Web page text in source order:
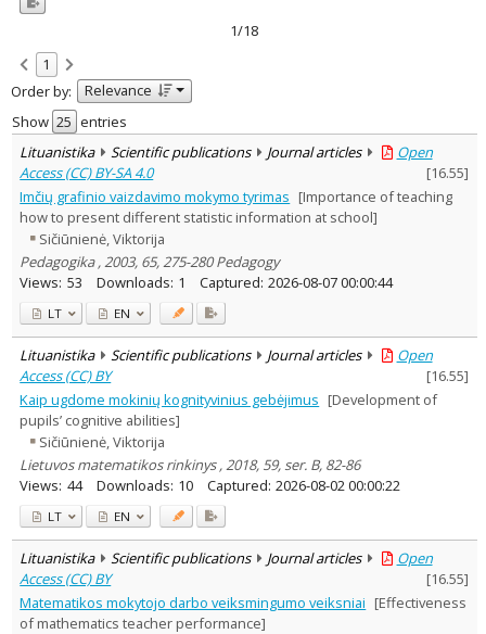
Refine
Open access
Scientific publications 18
Document Type:
Journal articles 17
Dissertations 1
Subject area:
Education 18
Psychology 1
Text language
Country of publication
Historical periods
Subject
Journal
1/18
1
Order by:
Relevance
Show
entries
Lituanistika
Scientific publications Journal articles
Open
Access (CC) BY-SA 4.0
[16.55]
Imčių grafinio vaizdavimo mokymo tyrimas [Importance of teaching
how to present different statistic information at school]
Sičiūnienė, Viktorija
Pedagogika , 2003, 65, 275-280 Pedagogy
Views: 53 Downloads: 1 Captured: 2026-08-07 00:00:44
LT EN
Lituanistika Scientific publications Journal articles
Open
Access (CC) BY
[16.55]
Kaip ugdome mokinių kognityvinius gebėjimus [Development of
pupils’ cognitive abilities]
Sičiūnienė, Viktorija
Lietuvos matematikos rinkinys , 2018, 59, ser. B, 82-86
Views: 44 Downloads: 10 Captured: 2026-08-02 00:00:22
LT EN
Lituanistika Scientific publications Journal articles
Open
Access (CC) BY
[16.55]
Matematikos mokytojo darbo veiksmingumo veiksniai [Effectiveness
of mathematics teacher performance]